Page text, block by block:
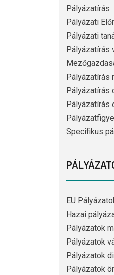
Pályázatírás
Pályázati
Pályázati
Pályázatírás
Pályázatírás
Pályázatírás
Specifikus
EU
Hazai
Pályázatok
Pályázatok
Pályázatok
Pályázatok